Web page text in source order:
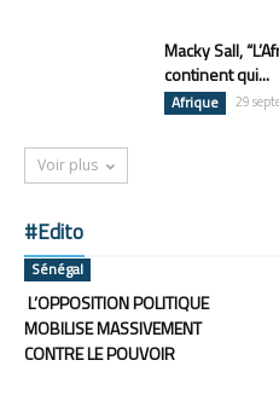
Macky Sall,
continent qui...
Afrique 29
Voir plus
#Edito
Sénégal
L’OPPOSITION POLITIQUE
MOBILISE MASSIVEMENT
CONTRE LE POUVOIR